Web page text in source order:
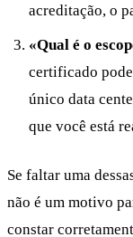
acreditação, o
«Qual é o
certificado
único data
que você está
Se faltar uma
não é um motivo
constar